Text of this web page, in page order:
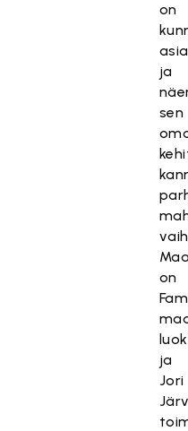
on
asia
ja
sen
on
ja
Jori